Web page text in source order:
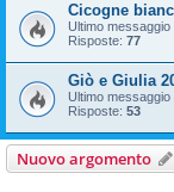
Cicogne
Ultimo messaggio
Risposte: 77
Giò e Giulia
Ultimo messaggio
Risposte: 53
Nuovo argomento